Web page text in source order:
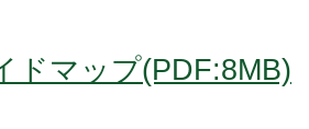
ドマップ(PDF:8MB)